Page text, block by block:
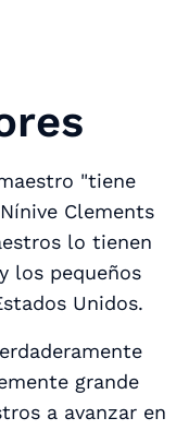
"tiene
Clements
lo tienen
los pequeños
Unidos.
grande
a avanzar en